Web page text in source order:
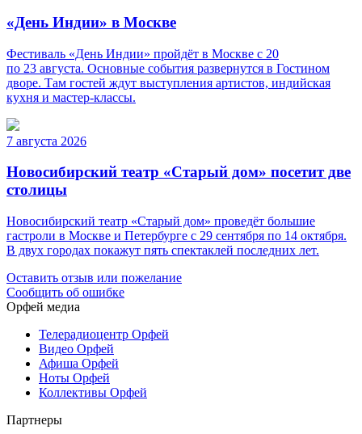
«День Индии» в Москве
Фестиваль «День Индии» пройдёт в Москве с 20
по 23 августа. Основные события развернутся в Гостином
дворе. Там гостей ждут выступления артистов, индийская
кухня и мастер-классы.
7 августа 2026
Новосибирский театр «Старый дом» посетит две
столицы
Новосибирский театр «Старый дом» проведёт большие
гастроли в Москве и Петербурге с 29 сентября по 14 октября.
В двух городах покажут пять спектаклей последних лет.
Оставить отзыв или пожелание
Сообщить об ошибке
Орфей медиа
Телерадиоцентр Орфей
Видео Орфей
Афиша Орфей
Ноты Орфей
Коллективы Орфей
Партнеры